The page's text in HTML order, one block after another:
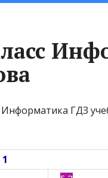
Информатика ГДЗ